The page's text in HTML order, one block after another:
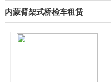
内蒙臂架式桥检车租赁